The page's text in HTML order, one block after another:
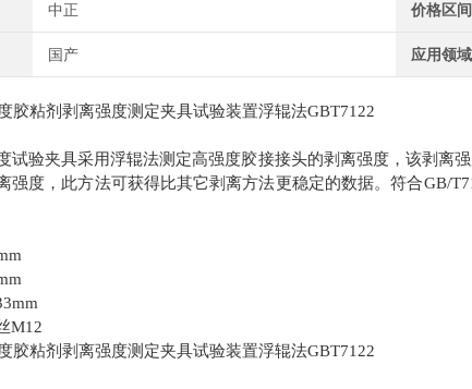
中正 价格区间
国产 应用领域
胶粘剂剥离强度测定夹具试验装置浮辊法GBT7122
试验夹具采用浮辊法测定高强度胶接接头的剥离强度，该剥离
强度，此方法可获得比其它剥离方法更稳定的数据。符合GB/
M12
胶粘剂剥离强度测定夹具试验装置浮辊法GBT7122